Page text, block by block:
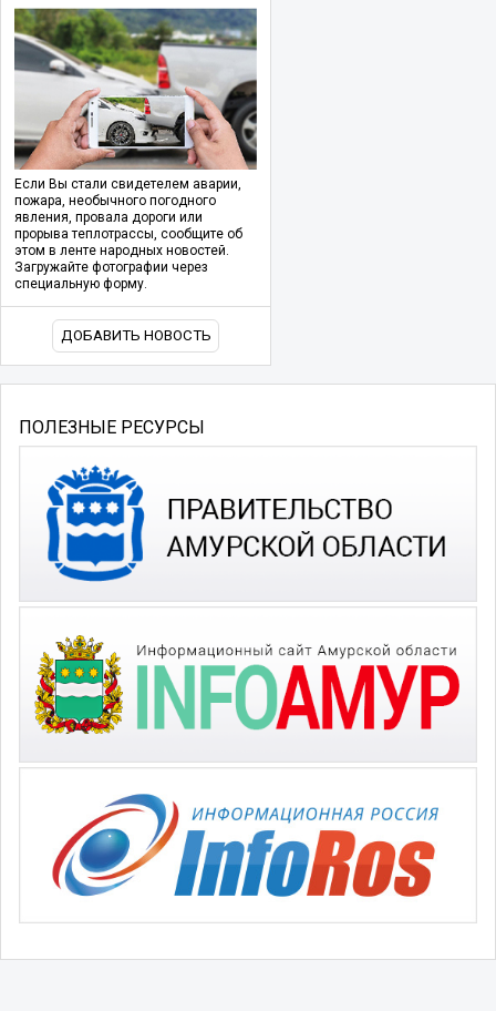
Если Вы стали свидетелем аварии,
пожара, необычного погодного
явления, провала дороги или
прорыва теплотрассы, сообщите об
этом в ленте народных новостей.
Загружайте фотографии через
специальную форму.
ДОБАВИТЬ НОВОСТЬ
ПОЛЕЗНЫЕ РЕСУРСЫ